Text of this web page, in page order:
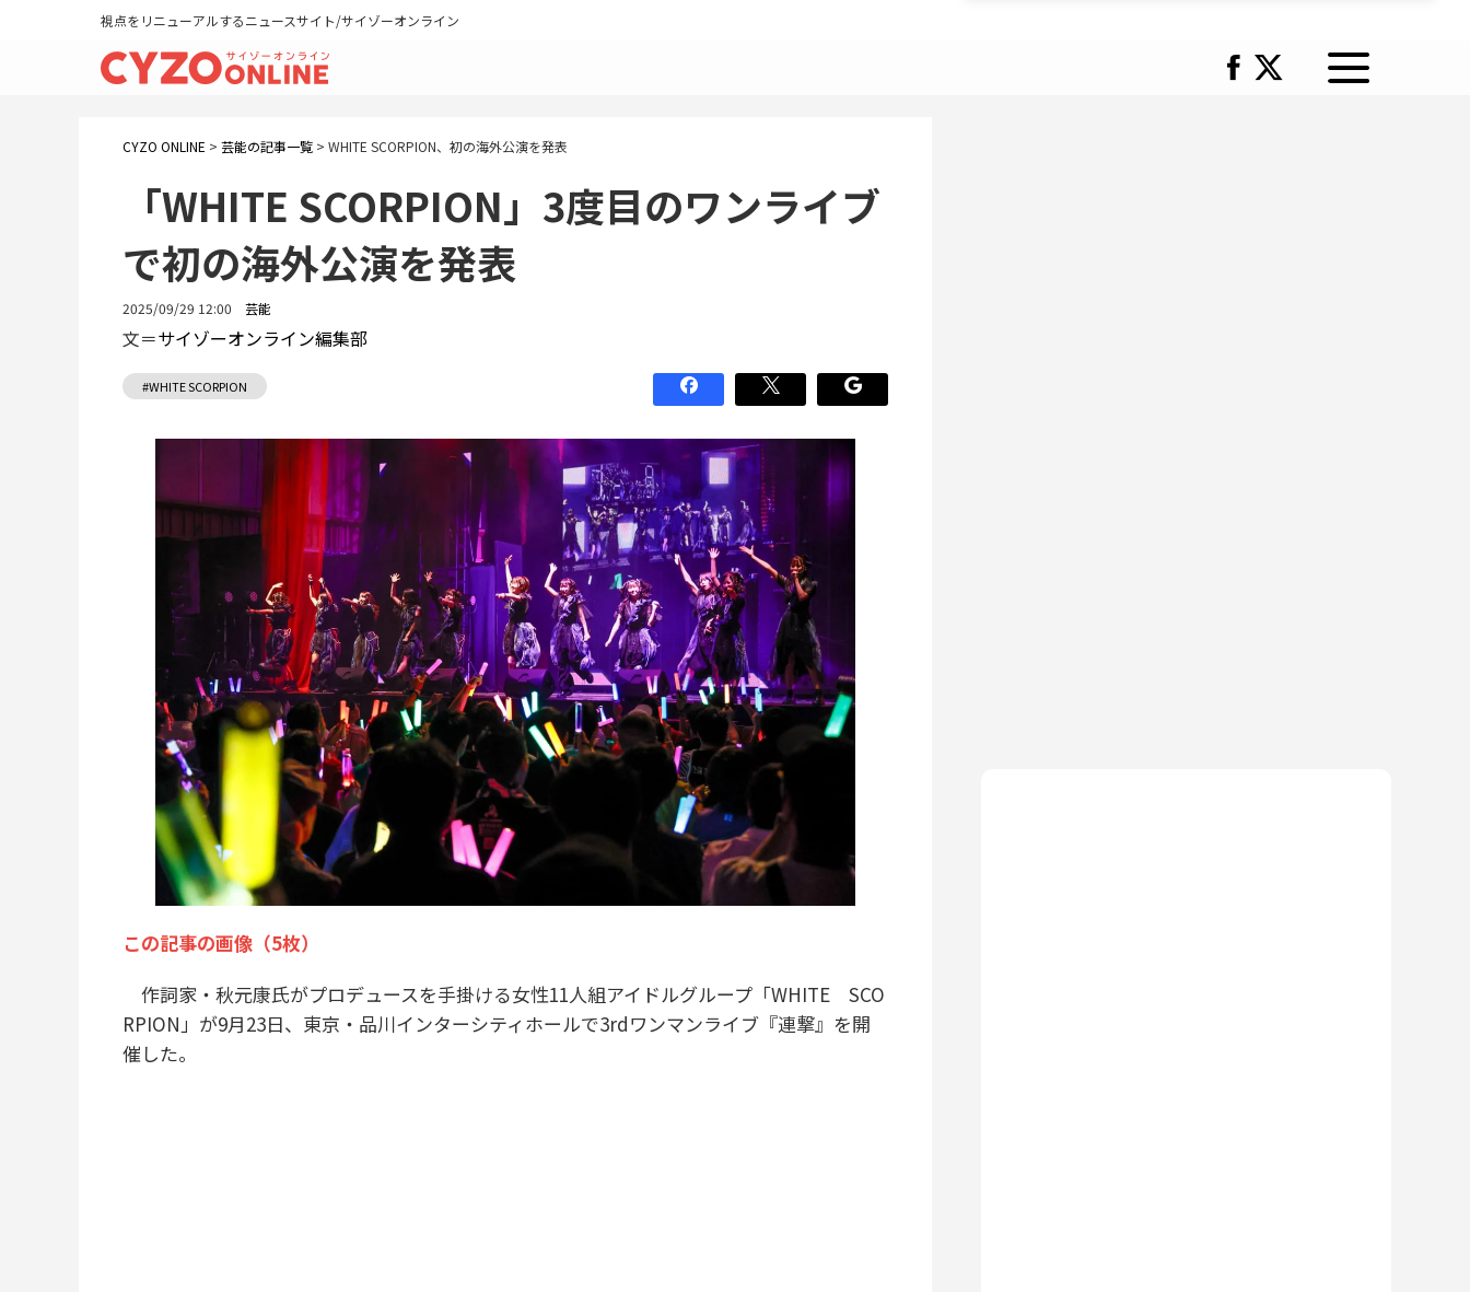
視点をリニューアルするニュースサイト/サイゾーオンライン
CYZO ONLINE > 芸能の記事一覧 > WHITE SCORPION、初の海外公演を発表
「WHITE SCORPION」3度目のワンライブ
で初の海外公演を発表
2025/09/29 12:00 芸能
文＝サイゾーオンライン編集部
#WHITE SCORPION
この記事の画像（5枚）
作詞家・秋元康氏がプロデュースを手掛ける女性11人組アイドルグループ「WHITE SCO
RPION」が9月23日、東京・品川インターシティホールで3rdワンマンライブ『連撃』を開
催した。